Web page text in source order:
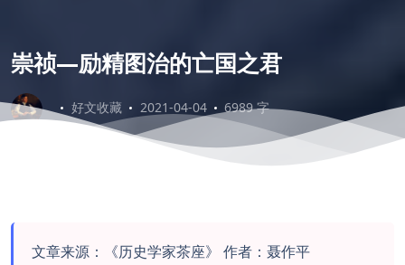
崇祯—励精图治的亡国之君
好文收藏 2021-04-04 6989 字
文章来源：《历史学家茶座》 作者：聂作平